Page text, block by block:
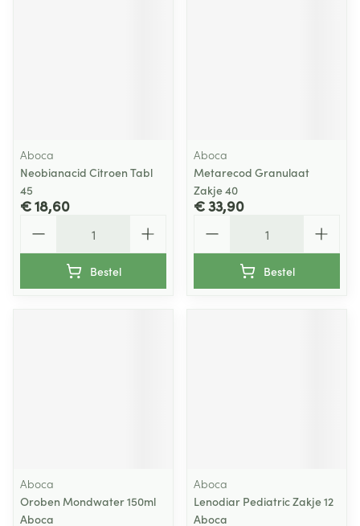
Aboca
Neobianacid Citroen Tabl
45
€ 18,60
Bestel
Aboca
Metarecod Granulaat
Zakje 40
€ 33,90
Bestel
Aboca
Oroben Mondwater 150ml
Aboca
Aboca
Lenodiar Pediatric Zakje 12
Aboca